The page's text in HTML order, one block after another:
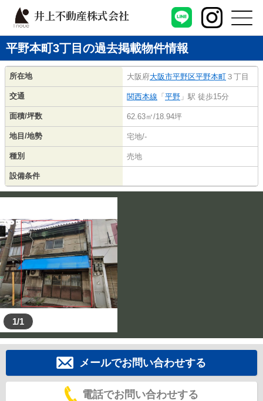
井上不動産株式会社
平野本町3丁目の過去掲載物件情報
所在地 大阪府大阪市平野区平野本町 ３丁目
交通 関西本線 「平野 」駅 徒歩15分
面積/坪数 62.63㎡/18.94坪
地目/地勢 宅地/-
種別 売地
設備条件
1/1
メールでお問い合わせする
電話でお問い合わせする